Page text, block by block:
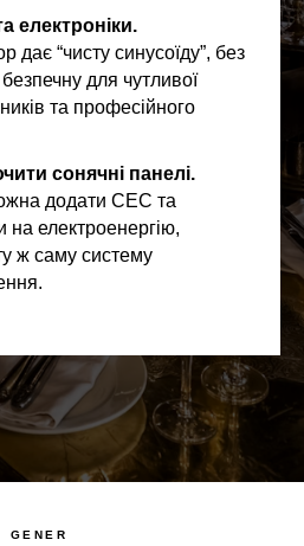
електроніки.
дає “чисту синусоїду”, без
для чутливої
та професійного
сонячні панелі.
додати СЕС та
електроенергію,
ж саму систему
GENER